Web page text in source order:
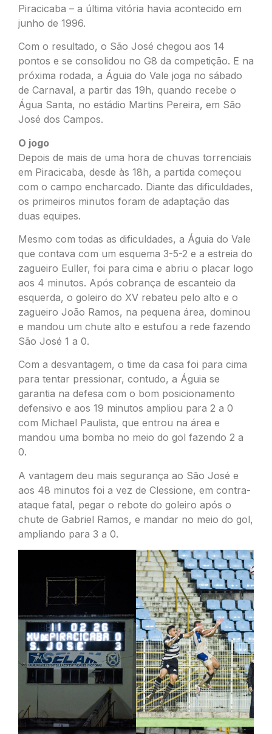
Piracicaba – a última vitória havia acontecido em
junho de 1996.
Com o resultado, o São José chegou aos 14
pontos e se consolidou no G8 da competição. E na
próxima rodada, a Águia do Vale joga no sábado
de Carnaval, a partir das 19h, quando recebe o
Água Santa, no estádio Martins Pereira, em São
José dos Campos.
O jogo
Depois de mais de uma hora de chuvas torrenciais
em Piracicaba, desde às 18h, a partida começou
com o campo encharcado. Diante das dificuldades,
os primeiros minutos foram de adaptação das
duas equipes.
Mesmo com todas as dificuldades, a Águia do Vale
que contava com um esquema 3-5-2 e a estreia do
zagueiro Euller, foi para cima e abriu o placar logo
aos 4 minutos. Após cobrança de escanteio da
esquerda, o goleiro do XV rebateu pelo alto e o
zagueiro João Ramos, na pequena área, dominou
e mandou um chute alto e estufou a rede fazendo
São José 1 a 0.
Com a desvantagem, o time da casa foi para cima
para tentar pressionar, contudo, a Águia se
garantia na defesa com o bom posicionamento
defensivo e aos 19 minutos ampliou para 2 a 0
com Michael Paulista, que entrou na área e
mandou uma bomba no meio do gol fazendo 2 a
0.
A vantagem deu mais segurança ao São José e
aos 48 minutos foi a vez de Clessione, em contra-
ataque fatal, pegar o rebote do goleiro após o
chute de Gabriel Ramos, e mandar no meio do gol,
ampliando para 3 a 0.